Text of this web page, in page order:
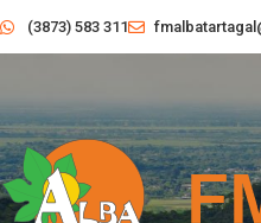
(3873) 583 311